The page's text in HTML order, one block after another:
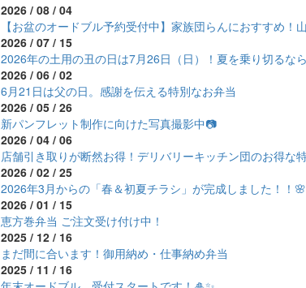
2026 / 08 / 04
【お盆のオードブル予約受付中】家族団らんにおすすめ
2026 / 07 / 15
2026年の土用の丑の日は7月26日（日）！夏を乗り切るな
2026 / 06 / 02
6月21日は父の日。感謝を伝える特別なお弁当
2026 / 05 / 26
新パンフレット制作に向けた写真撮影中📷
2026 / 04 / 06
店舗引き取りが断然お得！デリバリーキッチン団のお得な
2026 / 02 / 25
2026年3月からの「春＆初夏チラシ」が完成しました！！
2026 / 01 / 15
恵方巻弁当 ご注文受け付け中！
2025 / 12 / 16
まだ間に合います！御用納め・仕事納め弁当
2025 / 11 / 16